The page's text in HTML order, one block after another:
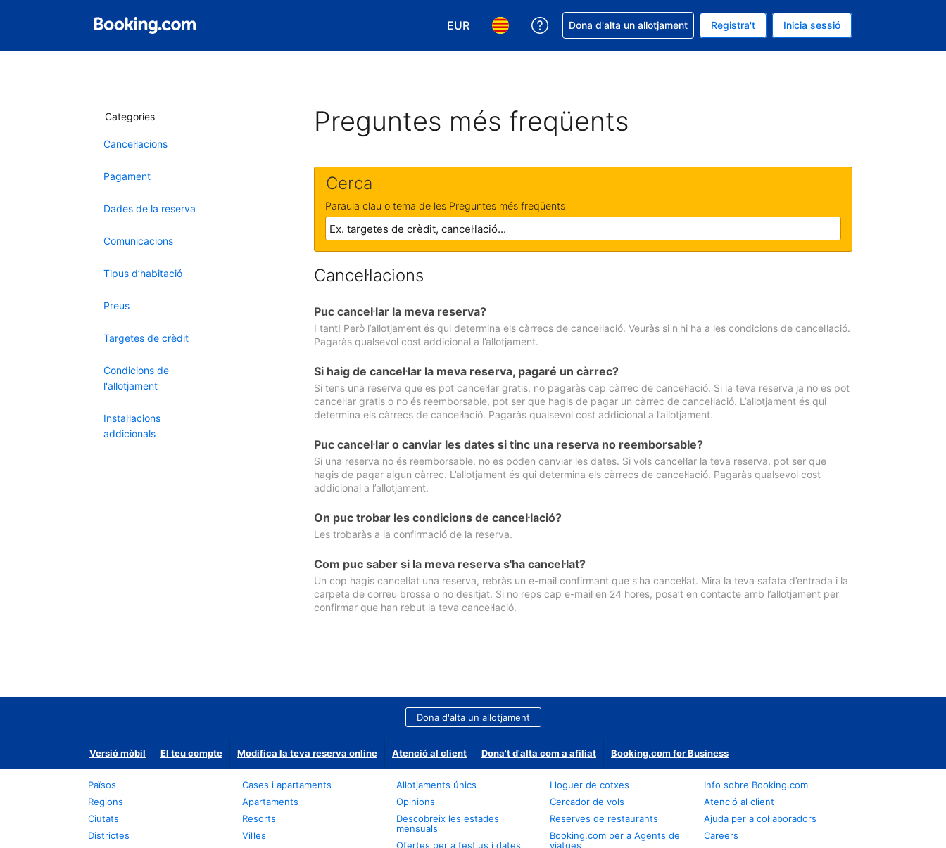
EUR
Tria la moneda. La moneda actual és EUR
Tria l'idioma. L'idioma actual és Català
Rep ajuda amb la reserva
Dona d'alta un allotjament Registra't Inicia sessió
Categories
Cancel·lacions
Pagament
Dades de la reserva
Comunicacions
Tipus d’habitació
Preus
Targetes de crèdit
Condicions de
l'allotjament
Instal·lacions
addicionals
Preguntes més freqüents
Cerca
Paraula clau o tema de les Preguntes més freqüents
Cancel·lacions
Puc cancel·lar la meva reserva?
I tant! Però l’allotjament és qui determina els càrrecs de cancel·lació. Veuràs si n'hi ha a les condicions de cancel·lació.
Pagaràs qualsevol cost addicional a l’allotjament.
Si haig de cancel·lar la meva reserva, pagaré un càrrec?
Si tens una reserva que es pot cancel·lar gratis, no pagaràs cap càrrec de cancel·lació. Si la teva reserva ja no es pot
cancel·lar gratis o no és reemborsable, pot ser que hagis de pagar un càrrec de cancel·lació. L’allotjament és qui
determina els càrrecs de cancel·lació. Pagaràs qualsevol cost addicional a l’allotjament.
Puc cancel·lar o canviar les dates si tinc una reserva no reemborsable?
Si una reserva no és reemborsable, no es poden canviar les dates. Si vols cancel·lar la teva reserva, pot ser que
hagis de pagar algun càrrec. L’allotjament és qui determina els càrrecs de cancel·lació. Pagaràs qualsevol cost
addicional a l’allotjament.
On puc trobar les condicions de cancel·lació?
Les trobaràs a la confirmació de la reserva.
Com puc saber si la meva reserva s'ha cancel·lat?
Un cop hagis cancel·lat una reserva, rebràs un e-mail confirmant que s’ha cancel·lat. Mira la teva safata d’entrada i la
carpeta de correu brossa o no desitjat. Si no reps cap e-mail en 24 hores, posa’t en contacte amb l’allotjament per
confirmar que han rebut la teva cancel·lació.
Dona d'alta un allotjament
Versió mòbil El teu compte Modifica la teva reserva online Atenció al client Dona't d'alta com a afiliat Booking.com for Business
Països
Regions
Ciutats
Districtes
Cases i apartaments
Apartaments
Resorts
Vil·les
Allotjaments únics
Opinions
Descobreix les estades
mensuals
Ofertes per a festius i dates
Lloguer de cotxes
Cercador de vols
Reserves de restaurants
Booking.com per a Agents de
viatges
Info sobre Booking.com
Atenció al client
Ajuda per a col·laboradors
Careers